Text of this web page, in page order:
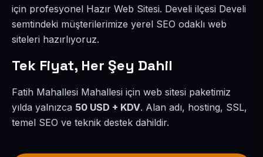
için profesyonel Hazır Web Sitesi. Develi ilçesi Develi
semtindeki müşterilerimize yerel SEO odaklı web
siteleri hazırlıyoruz.
Tek Fiyat, Her Şey Dahil
Fatih Mahallesi Mahallesi için web sitesi paketimiz
yılda yalnızca 50 USD + KDV. Alan adı, hosting, SSL,
temel SEO ve teknik destek dahildir.